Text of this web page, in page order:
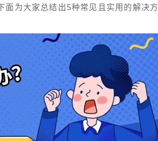
面为大家总结出5种常见且实用的解决